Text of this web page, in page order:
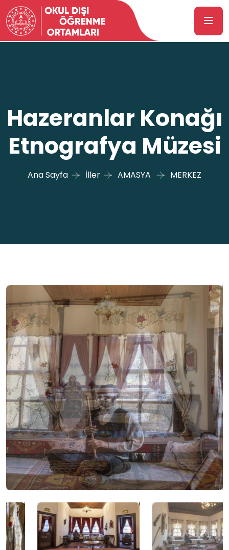
Hazeranlar Konağı
Etnografya Müzesi
Ana Sayfa İller AMASYA MERKEZ